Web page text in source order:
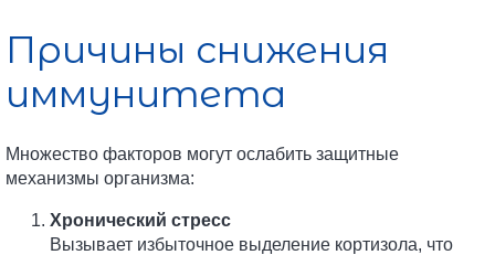
Причины снижения
иммунитета
Множество факторов могут ослабить защитные
механизмы организма:
Хронический стресс
Вызывает избыточное выделение кортизола, что